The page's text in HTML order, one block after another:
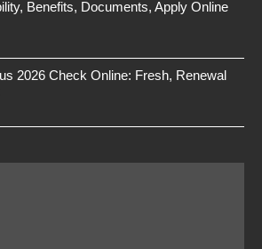
Benefits, Documents, Apply Online
2026 Check Online: Fresh, Renewal